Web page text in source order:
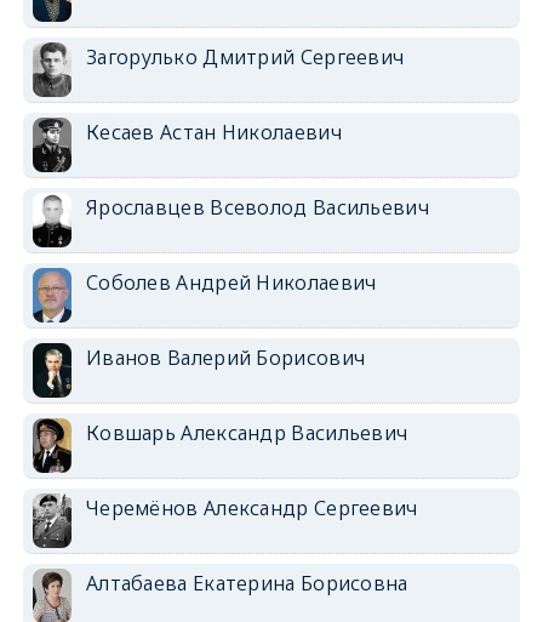
Загорулько Дмитрий Сергеевич
Кесаев Астан Николаевич
Ярославцев Всеволод Васильевич
Соболев Андрей Николаевич
Иванов Валерий Борисович
Ковшарь Александр Васильевич
Черемёнов Александр Сергеевич
Алтабаева Екатерина Борисовна